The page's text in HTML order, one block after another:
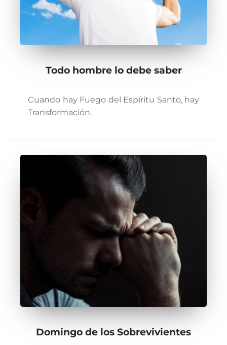
Todo hombre lo debe saber
Cuando hay Fuego del Espíritu Santo, hay
Transformación.
Domingo de los Sobrevivientes